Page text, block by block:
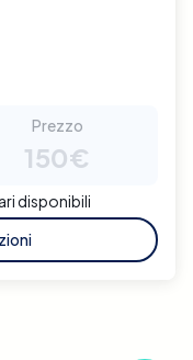
Prezzo
150€
disponibili